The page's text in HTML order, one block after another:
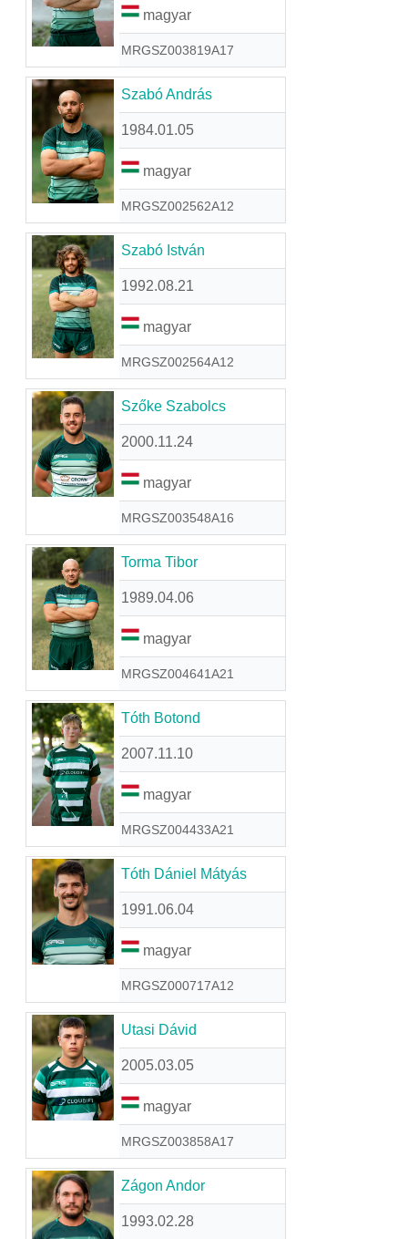
magyar
MRGSZ003819A17
Szabó András
1984.01.05
magyar
MRGSZ002562A12
Szabó István
1992.08.21
magyar
MRGSZ002564A12
Szőke Szabolcs
2000.11.24
magyar
MRGSZ003548A16
Torma Tibor
1989.04.06
magyar
MRGSZ004641A21
Tóth Botond
2007.11.10
magyar
MRGSZ004433A21
Tóth Dániel Mátyás
1991.06.04
magyar
MRGSZ000717A12
Utasi Dávid
2005.03.05
magyar
MRGSZ003858A17
Zágon Andor
1993.02.28